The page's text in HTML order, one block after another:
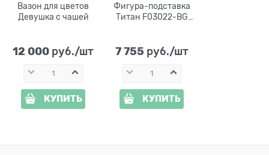
Вазон для цветов
Девушка с чашей
12 000 руб./шт
КУПИТЬ
Фигура-подставка
Титан F03022-BG
7 755 руб./шт
КУПИТЬ